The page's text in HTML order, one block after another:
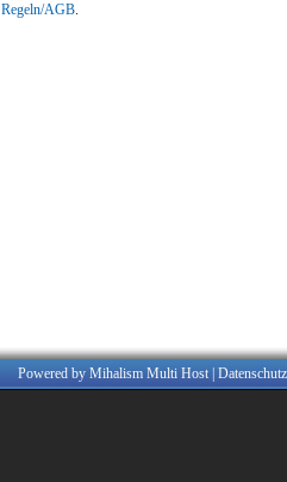
Regeln/AGB.
Powered by Mihalism Multi Host